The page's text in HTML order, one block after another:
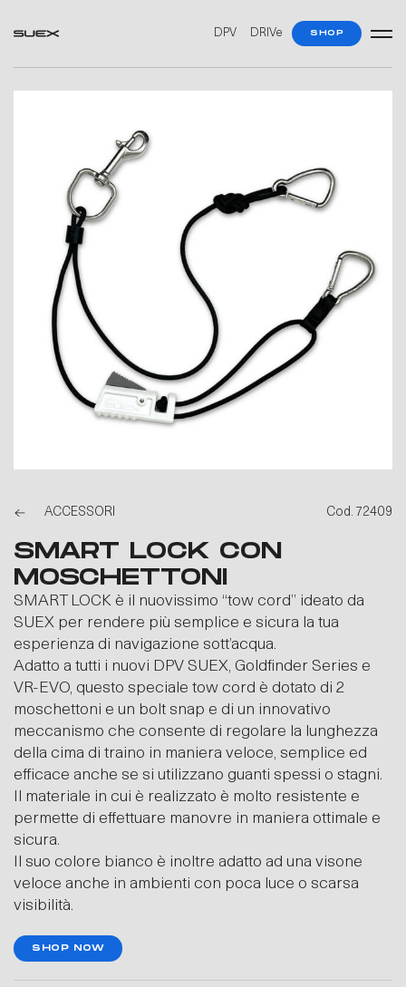
DPV DRIVe SHOP
ACCESSORI Cod. 72409
SMART LOCK CON
MOSCHETTONI
SMART LOCK è il nuovissimo “tow cord” ideato da
SUEX per rendere più semplice e sicura la tua
esperienza di navigazione sott’acqua.
Adatto a tutti i nuovi DPV SUEX, Goldfinder Series e
VR-EVO, questo speciale tow cord è dotato di 2
moschettoni e un bolt snap e di un innovativo
meccanismo che consente di regolare la lunghezza
della cima di traino in maniera veloce, semplice ed
efficace anche se si utilizzano guanti spessi o stagni.
Il materiale in cui è realizzato è molto resistente e
permette di effettuare manovre in maniera ottimale e
sicura.
Il suo colore bianco è inoltre adatto ad una visone
veloce anche in ambienti con poca luce o scarsa
visibilità.
SHOP NOW